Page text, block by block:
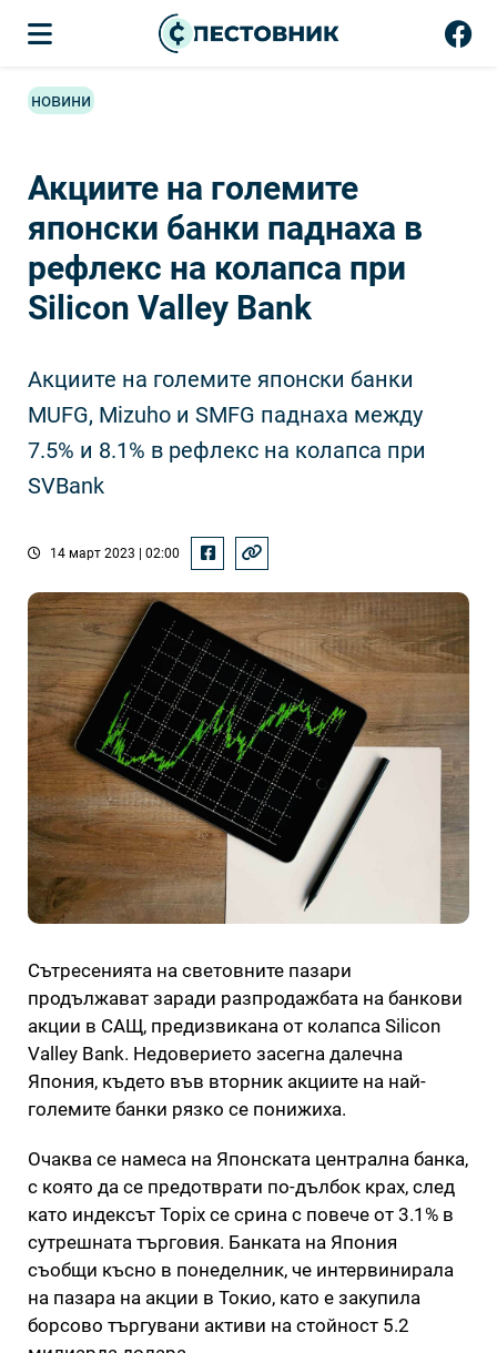
новини
Акциите на големите
японски банки паднаха в
рефлекс на колапса при
Silicon Valley Bank
Акциите на големите японски банки
MUFG, Mizuho и SMFG паднаха между
7.5% и 8.1% в рефлекс на колапса при
SVBank
14 март 2023 | 02:00
Сътресенията на световните пазари
продължават заради разпродажбата на банкови
акции в САЩ, предизвикана от колапса Silicon
Valley Bank. Недоверието засегна далечна
Япония, където във вторник акциите на най-
големите банки рязко се понижиха.
Очаква се намеса на Японската централна банка,
с която да се предотврати по-дълбок крах, след
като индексът Topix се срина с повече от 3.1% в
сутрешната търговия. Банката на Япония
съобщи късно в понеделник, че интервинирала
на пазара на акции в Токио, като е закупила
борсово търгувани активи на стойност 5.2